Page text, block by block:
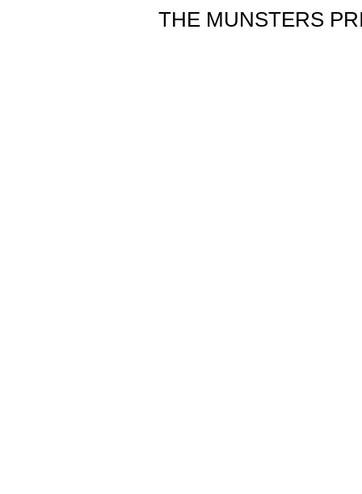
THE MUNSTERS